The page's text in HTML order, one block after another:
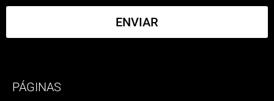
ENVIAR
PÁGINAS